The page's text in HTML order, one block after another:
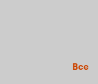
Все